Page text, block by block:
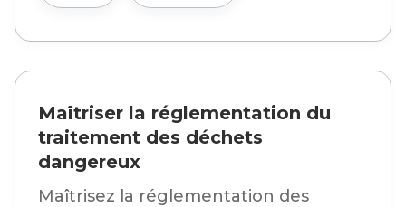
Maîtriser la réglementation du
traitement des déchets
dangereux
Maîtrisez la réglementation des